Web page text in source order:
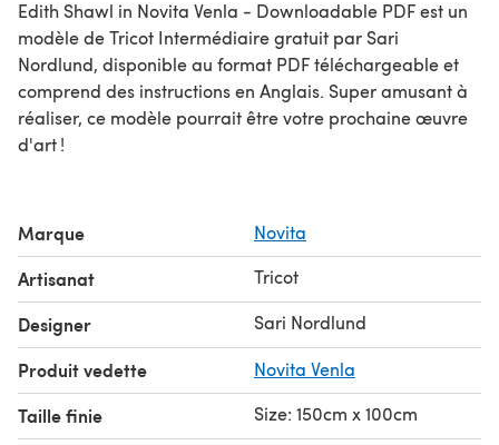
Edith Shawl in Novita Venla - Downloadable PDF est un
modèle de Tricot Intermédiaire gratuit par Sari
Nordlund, disponible au format PDF téléchargeable et
comprend des instructions en Anglais. Super amusant à
réaliser, ce modèle pourrait être votre prochaine œuvre
d'art !
Marque Novita
Artisanat Tricot
Designer Sari Nordlund
Produit vedette Novita Venla
Taille finie Size: 150cm x 100cm